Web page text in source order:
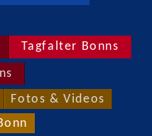
Tagfalter Bonns
Fotos & Videos